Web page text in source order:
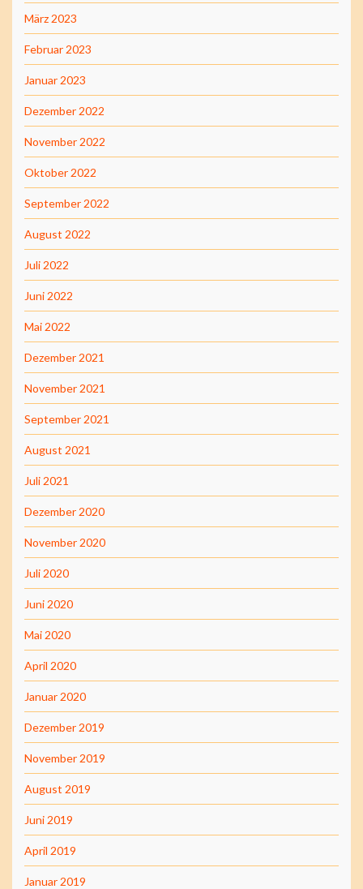
März 2023
Februar 2023
Januar 2023
Dezember 2022
November 2022
Oktober 2022
September 2022
August 2022
Juli 2022
Juni 2022
Mai 2022
Dezember 2021
November 2021
September 2021
August 2021
Juli 2021
Dezember 2020
November 2020
Juli 2020
Juni 2020
Mai 2020
April 2020
Januar 2020
Dezember 2019
November 2019
August 2019
Juni 2019
April 2019
Januar 2019